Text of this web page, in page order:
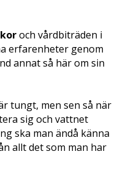
och vårdbiträden i
erfarenheter genom
annat så här om sin
tungt, men sen så när
sig och vattnet
ska man ändå känna
allt det som man har